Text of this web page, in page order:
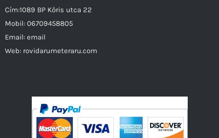
Cím:1089 BP Kőris utca 22
Mobil: 06709458805
Email: email
Web: rovidarumeteraru.com